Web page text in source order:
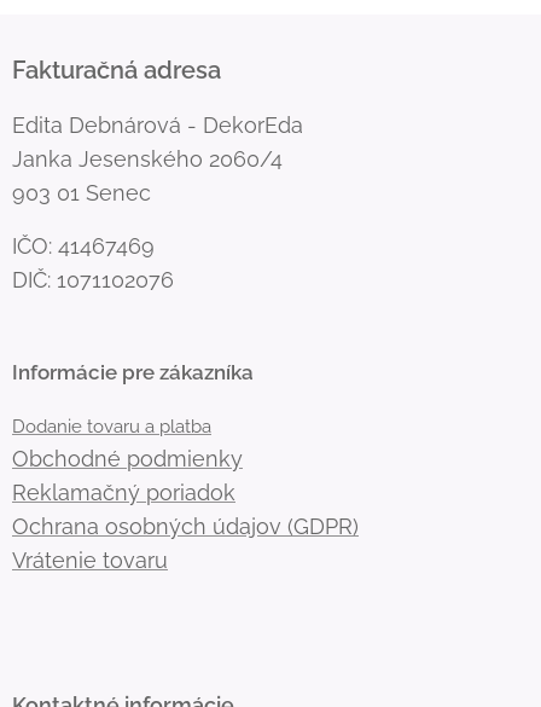
Fakturačná adresa
Edita Debnárová - DekorEda
Janka Jesenského 2060/4
903 01 Senec
IČO: 41467469
DIČ: 1071102076
Informácie pre zákazníka
Dodanie tovaru a platba
Obchodné podmienky
Reklamačný poriadok
Ochrana osobných údajov (GDPR)
Vrátenie tovaru